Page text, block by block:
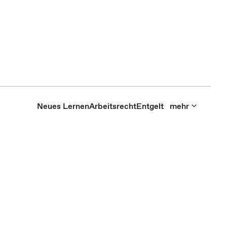
Neues LernenArbeitsrechtEntgelt mehr